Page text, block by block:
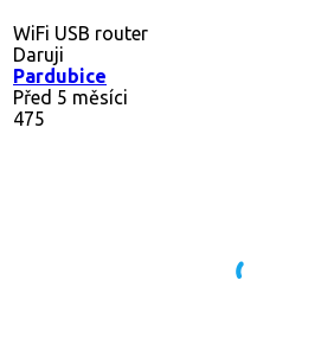
WiFi USB router
Daruji
Pardubice
Před 5 měsíci
475